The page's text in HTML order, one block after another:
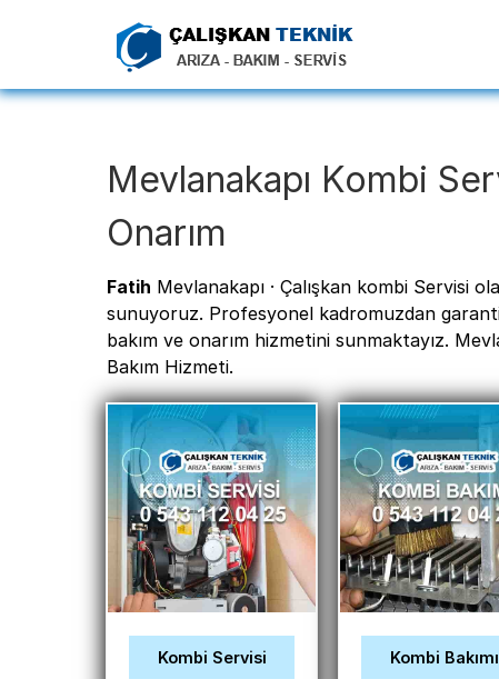
Mevlanakapı Kombi
Onarım
Fatih Mevlanakapı · Çalışkan kombi Servisi
sunuyoruz. Profesyonel kadromuzdan
bakım ve onarım hizmetini sunmaktayız.
Bakım Hizmeti.
Kombi Servisi Kombi Bakımı